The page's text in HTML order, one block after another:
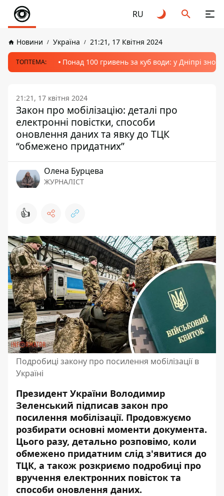
RU
Новини Україна 21:21, 17 Квітня 2024
ТОПТЕМА: Понад 100 гривень за куб води: у Дніпрі
21:21, 17 квітня 2024
Закон про мобілізацію: деталі про
електронні повістки, способи
оновлення даних та явку до ТЦК
“обмежено придатних”
Олена Бурцева
ЖУРНАЛІСТ
👍
Подробиці закону про посилення мобілізації в
Україні
Президент України Володимир
Зеленський підписав закон про
посилення мобілізації. Продовжуємо
розбирати основні моменти документа.
Цього разу, детально розповімо, коли
обмежено придатним слід з'явитися до
ТЦК, а також розкриємо подробиці про
вручення електронних повісток та
способи оновлення даних.